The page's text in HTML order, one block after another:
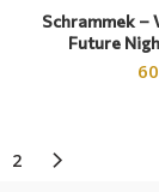
Schrammek –
Future
2